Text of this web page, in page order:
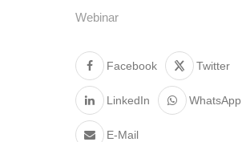
Webinar
Facebook Twitter
LinkedIn WhatsApp
E-Mail